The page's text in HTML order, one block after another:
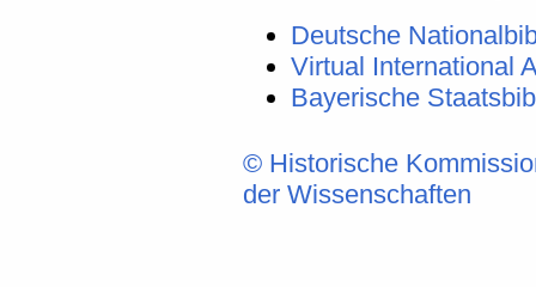
Deutsche
Virtual International
Bayerische
© Historische
der Wissenschaften